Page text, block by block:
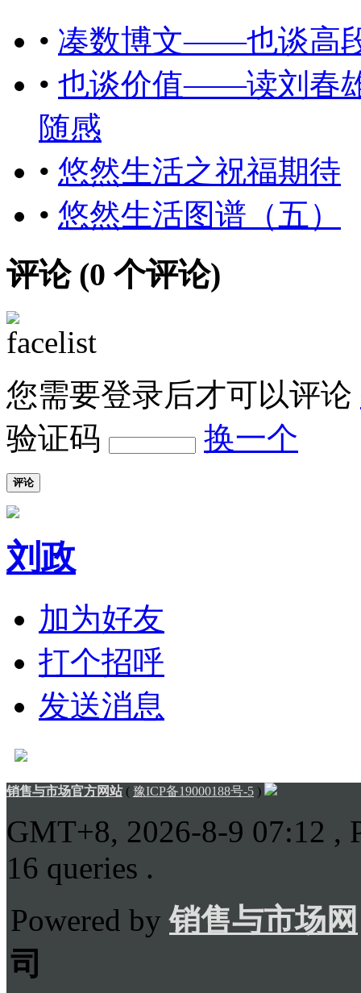
• 凑数博文——也谈高
• 也谈价值——读刘春
随感
• 悠然生活之祝福期待
• 悠然生活图谱（五）
评论 (0 个评论)
您需要登录后才可以评论
验证码
换一个
评论
刘政
加为好友
打个招呼
发送消息
销售与市场官方网站( 豫ICP备19000188号-5 )
GMT+8, 2026-8-9 07:12 ,
16 queries .
Powered by销售与市场网
司